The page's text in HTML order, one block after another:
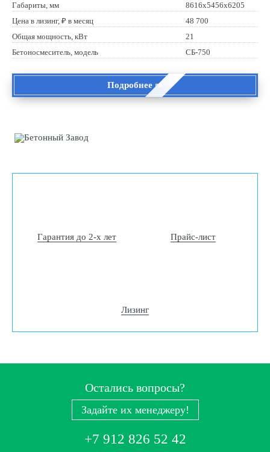
Габариты, мм
8616х5456х6205
Цена в лизинг, ₽ в месяц
48 700
Общая мощность, кВт
21
Бетоносмеситель, модель
СБ-750
Подробнее ⇒
Гарантия до 2-х лет Прайс-лист
Лизинг
Остались вопросы?
Задайте их менеджеру!
+7 912 826 52 42